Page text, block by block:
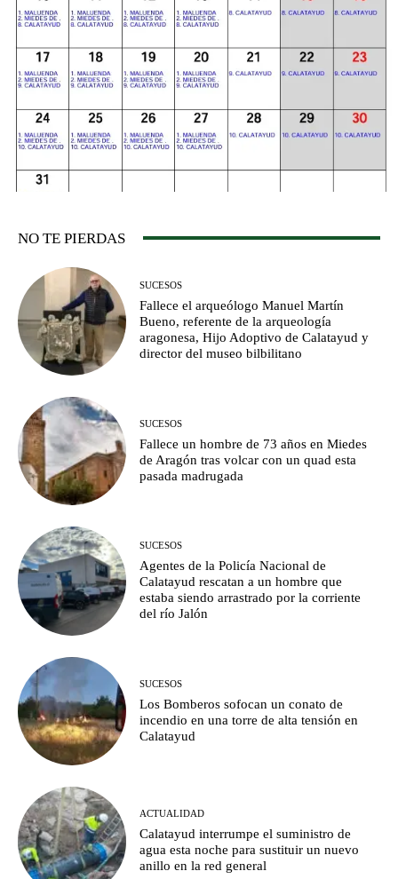
NO TE PIERDAS
SUCESOS
Fallece el arqueólogo Manuel Martín
Bueno, referente de la arqueología
aragonesa, Hijo Adoptivo de Calatayud y
director del museo bilbilitano
SUCESOS
Fallece un hombre de 73 años en Miedes
de Aragón tras volcar con un quad esta
pasada madrugada
SUCESOS
Agentes de la Policía Nacional de
Calatayud rescatan a un hombre que
estaba siendo arrastrado por la corriente
del río Jalón
SUCESOS
Los Bomberos sofocan un conato de
incendio en una torre de alta tensión en
Calatayud
ACTUALIDAD
Calatayud interrumpe el suministro de
agua esta noche para sustituir un nuevo
anillo en la red general